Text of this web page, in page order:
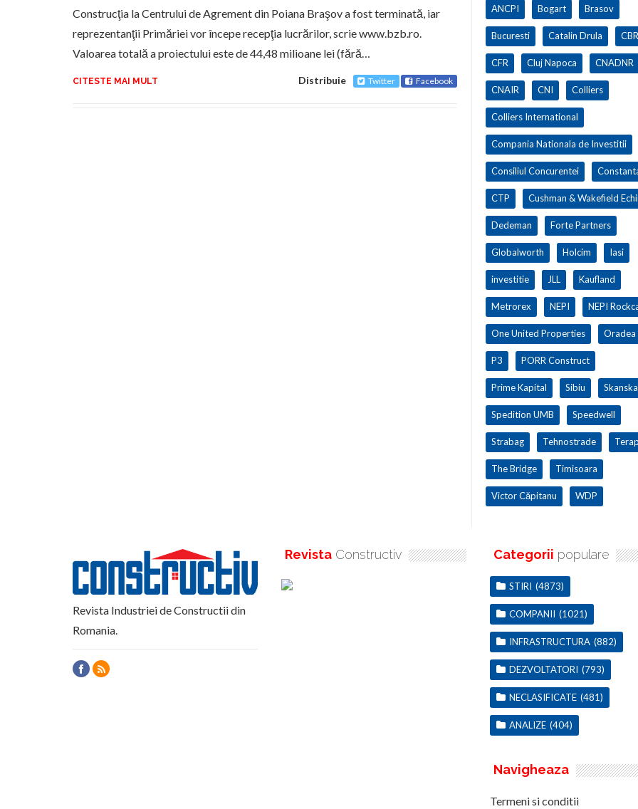
Construcţia la Centrului de Agrement din Poiana Braşov a fost terminată, iar
reprezentanţii Primăriei vor începe recepţia lucrărilor, scrie www.bzb.ro.
Valoarea totală a proiectului este de 44,48 milioane lei (fără…
CITESTE MAI MULT Distribuie Twitter Facebook
ANCPI Bogart Brasov
Bucuresti Catalin Drula
CFR Cluj Napoca CNADNR
CNAIR CNI Colliers
Colliers International
Compania Nationala de Investitii
Consiliul Concurentei
CTP Cushman & Wakefield
Dedeman Forte Partners
Globalworth Holcim Iasi
investitie JLL Kaufland
Metrorex NEPI NEPI
One United Properties Oradea
P3 PORR Construct
Prime Kapital Sibiu Skanska
Spedition UMB Speedwell
Strabag Tehnostrade
The Bridge Timisoara
Victor Căpitanu WDP
Revista Industriei de Constructii din
Romania.
Revista Constructiv Categorii populare
STIRI (4873)
COMPANII (1021)
INFRASTRUCTURA (882)
DEZVOLTATORI (793)
NECLASIFICATE (481)
ANALIZE (404)
Navigheaza
Termeni si conditii